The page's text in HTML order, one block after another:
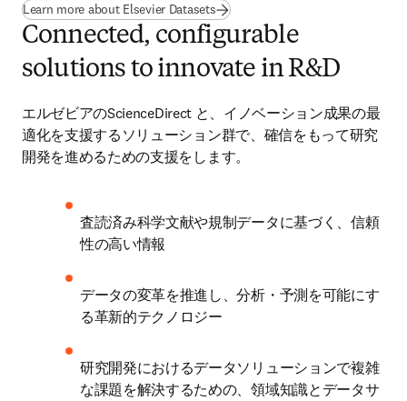
Learn more about Elsevier Datasets
Connected, configurable
solutions to innovate in R&D
エルゼビアのScienceDirect と、イノベーション成果の最
適化を支援するソリューション群で、確信をもって研究
開発を進めるための支援をします。
査読済み科学文献や規制データに基づく、信頼
性の高い情報
データの変革を推進し、分析・予測を可能にす
る革新的テクノロジー
研究開発におけるデータソリューションで複雑
な課題を解決するための、領域知識とデータサ